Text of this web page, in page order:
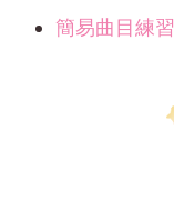
簡易曲目練習